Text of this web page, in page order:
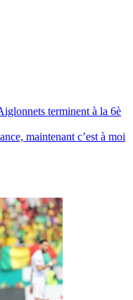
terminent à la 6è
maintenant c’est à moi